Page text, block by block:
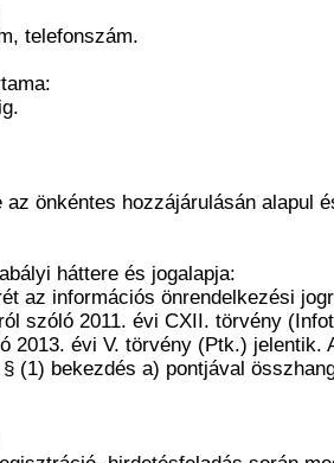
telefonszám.
az önkéntes hozzájárulásán alapul
háttere és jogalapja:
az információs önrendelkezési
szóló 2011. évi CXII. törvény
2013. évi V. törvény (Ptk.) jelentik.
(1) bekezdés a) pontjával